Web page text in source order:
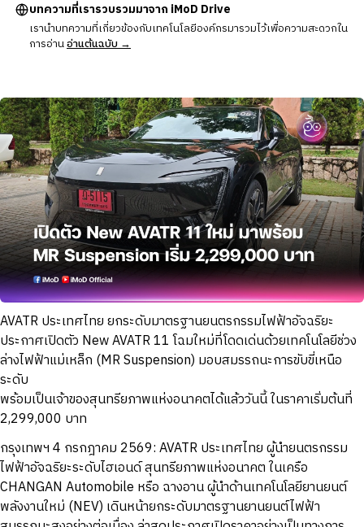
บทความที่เรารวบรวมมาจาก iMoD Drive
เรานำบทความที่เกี่ยวข้องกับเทคโนโลยีองค์กรมารวมไว้เพื่อความสะดวกใน
การอ่านอ่านต้นฉบับ →
AVATR ประเทศไทย ยกระดับมาตรฐานยนตรกรรมไฟฟ้าอัจฉริยะ
ประกาศเปิดตัว New AVATR 11 โฉมใหม่ที่โดดเด่นด้วยเทคโนโลยีช่วง
ล่างไฟฟ้าแม่เหล็ก (MR Suspension) มอบสมรรถนะการขับขี่เหนือ
ระดับ
พร้อมเป็นเจ้าของสุนทรียภาพแห่งอนาคตได้แล้ววันนี้ ในราคาเริ่มต้นที่
2,299,000 บาท
กรุงเทพฯ 4 กรกฎาคม 2569: AVATR ประเทศไทย ผู้นำยนตรกรรม
ไฟฟ้าอัจฉริยะระดับไฮเอนด์ สุนทรียภาพแห่งอนาคต ในเครือ
CHANGAN Automobile หรือ ฉางอาน ผู้นำด้านเทคโนโลยียานยนต์
พลังงานใหม่ (NEV) เดินหน้ายกระดับมาตรฐานยานยนต์ไฟฟ้า